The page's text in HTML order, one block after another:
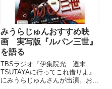
みうらじゅんおすすめ映
画 実写版『ルパン三世』
を語る
TBSラジオ『伊集院光 週末
TSUTAYAに行ってこれ借りよ』
にみうらじゅんさんが出演。おす